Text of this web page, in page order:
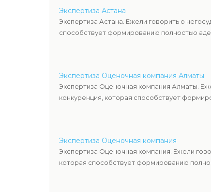
Экспертиза Астана
Экспертиза Астана. Ежели говорить о
способствует формированию полностью
Экспертиза Оценочная компания Алматы
Экспертиза Оценочная компания Алматы.
конкуренция, которая способствует
Экспертиза Оценочная компания
Экспертиза Оценочная компания. Ежели
которая способствует формированию